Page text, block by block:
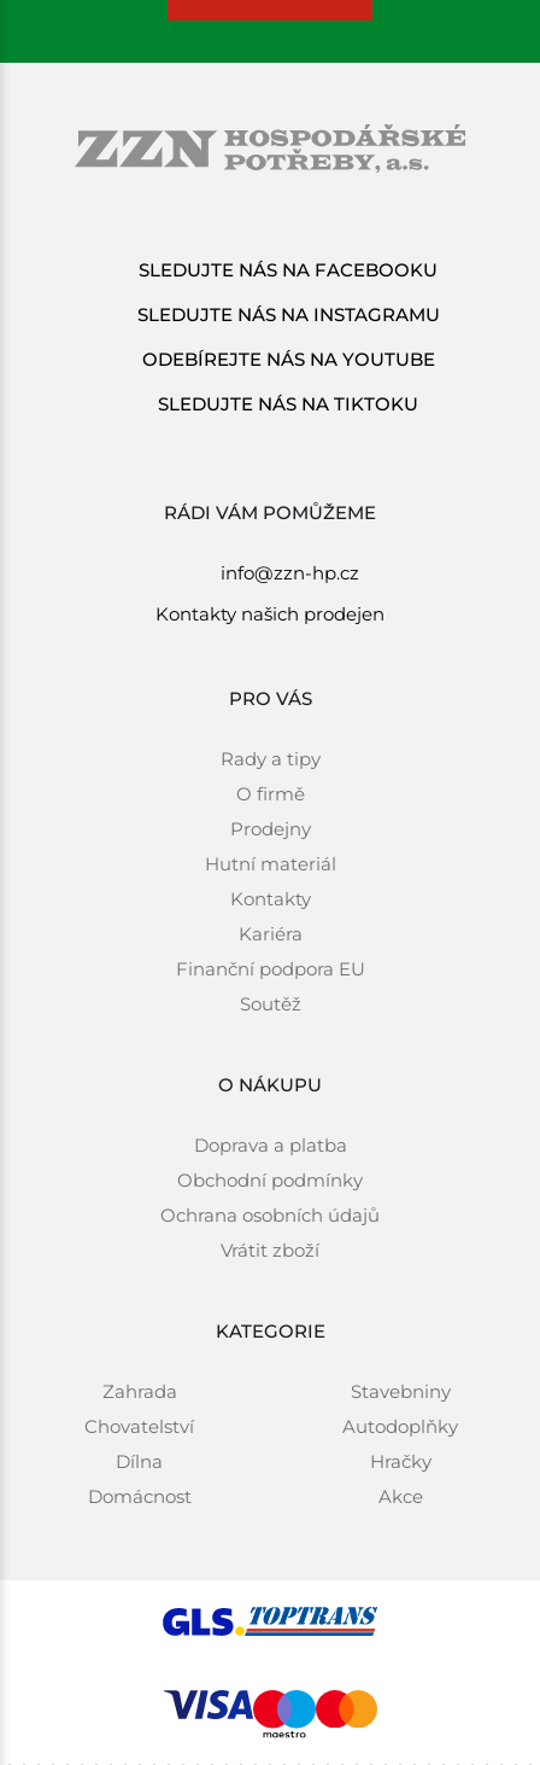
RÁDI VÁM POMŮŽEME
info@zzn-hp.cz
Kontakty našich prodejen
PRO VÁS
Rady a tipy
O firmě
Prodejny
Hutní materiál
Kontakty
Kariéra
Finanční podpora EU
Soutěž
O NÁKUPU
Doprava a platba
Obchodní podmínky
Ochrana osobních údajů
Vrátit zboží
KATEGORIE
Zahrada
Chovatelství
Dílna
Domácnost
Stavebniny
Autodoplňky
Hračky
Akce
SLEDUJTE NÁS NA FACEBOOKU
SLEDUJTE NÁS NA INSTAGRAMU
ODEBÍREJTE NÁS NA YOUTUBE
SLEDUJTE NÁS NA TIKTOKU